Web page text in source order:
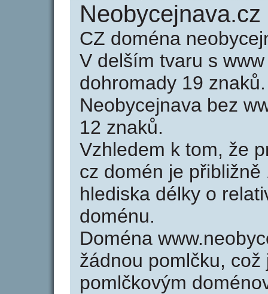
CZ doména
V delším tvaru s
dohromady 19
Neobycejnava bez
12 znaků.
Vzhledem k tom, že
cz domén je
hlediska délky o
doménu.
Doména
žádnou pomlčku,
pomlčkovým